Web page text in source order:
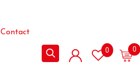
Contact
0
0